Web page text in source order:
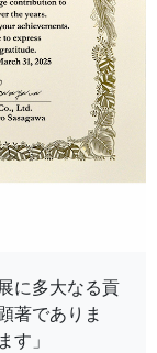
に多大なる貢
著でありま
」